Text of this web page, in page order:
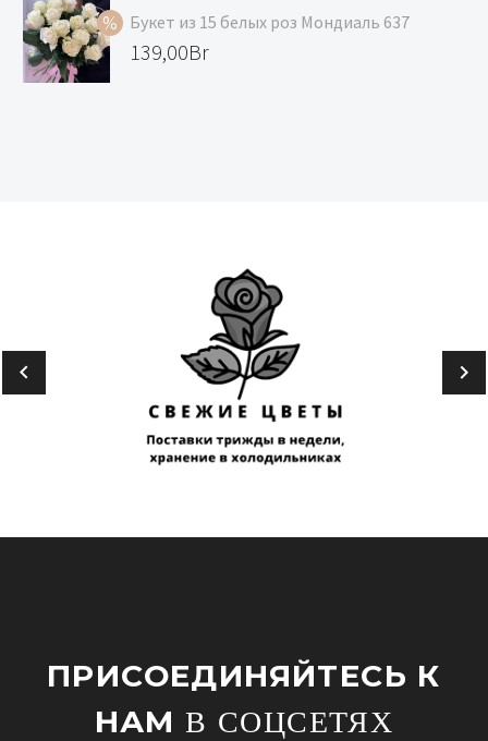
139,00Br.
129,00Br.
Букет из 15 белых роз Мондиаль 637
Первоначальная
139,00Br
ПРИСОЕДИНЯЙТЕСЬ К
НАМ В СОЦСЕТЯХ